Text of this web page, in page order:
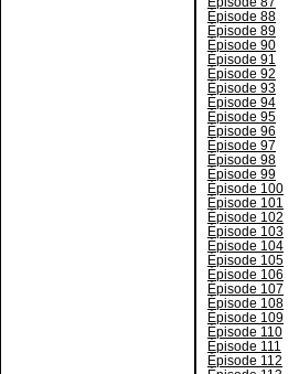
Épisode 88
Épisode 89
Épisode 90
Épisode 91
Épisode 92
Épisode 93
Épisode 94
Épisode 95
Épisode 96
Épisode 97
Épisode 98
Épisode 99
Épisode 100
Épisode 101
Épisode 102
Épisode 103
Épisode 104
Épisode 105
Épisode 106
Épisode 107
Épisode 108
Épisode 109
Épisode 110
Épisode 111
Épisode 112